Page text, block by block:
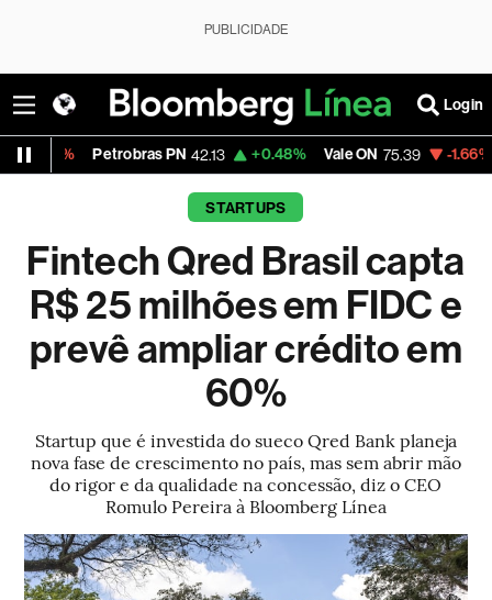
PUBLICIDADE
Login
PN 42.13 +0.48% Vale ON 75.39 -1.66% Itaú PN
STARTUPS
Fintech Qred Brasil capta
R$ 25 milhões em FIDC e
prevê ampliar crédito em
60%
Startup que é investida do sueco Qred Bank planeja
nova fase de crescimento no país, mas sem abrir mão
do rigor e da qualidade na concessão, diz o CEO
Romulo Pereira à Bloomberg Línea